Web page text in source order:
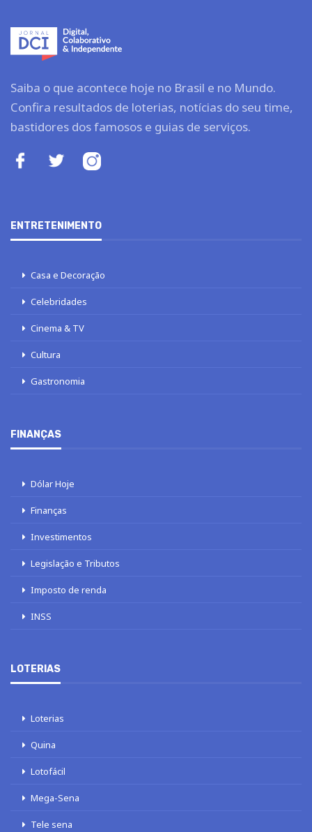
Saiba o que acontece hoje no Brasil e no Mundo.
Confira resultados de loterias, notícias do seu time,
bastidores dos famosos e guias de serviços.
ENTRETENIMENTO
Casa e Decoração
Celebridades
Cinema & TV
Cultura
Gastronomia
FINANÇAS
Dólar Hoje
Finanças
Investimentos
Legislação e Tributos
Imposto de renda
INSS
LOTERIAS
Loterias
Quina
Lotofácil
Mega-Sena
Tele sena